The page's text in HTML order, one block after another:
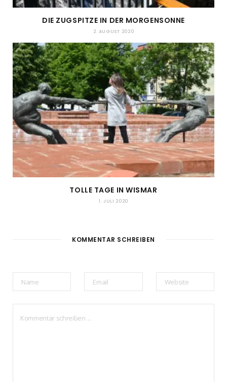
DIE ZUGSPITZE IN DER MORGENSONNE
2. AUGUST 2020
TOLLE TAGE IN WISMAR
1. JULI 2020
KOMMENTAR SCHREIBEN